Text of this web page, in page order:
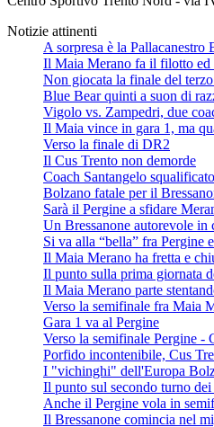
Notizie attinenti
A sorpresa è la
Il Maia Merano fa il filotto ed
Non giocata la finale del
Blue Bear quinti a suon di
Vigolo vs. Zampedri, due
Il Maia vince in gara 1, ma
Verso la finale di DR2
Il Cus Trento non demorde
Coach Santangelo
Bolzano fatale per il
Sarà il Pergine a sfidare
Un Bressanone autorevole in
Si va alla “bella” fra Pergine
Il Maia Merano ha fretta e
Il punto sulla prima giornata
Il Maia Merano parte
Verso la semifinale fra Maia
Gara 1 va al Pergine
Verso la semifinale Pergine -
Porfido incontenibile, Cus
I "vichinghi" dell'Europa
Il punto sul secondo turno dei
Anche il Pergine vola in
Il Bressanone comincia nel